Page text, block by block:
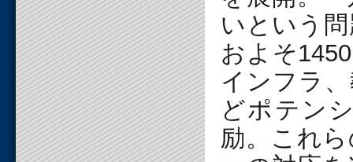
いという
およそ
インフラ
どポテン
励。これ